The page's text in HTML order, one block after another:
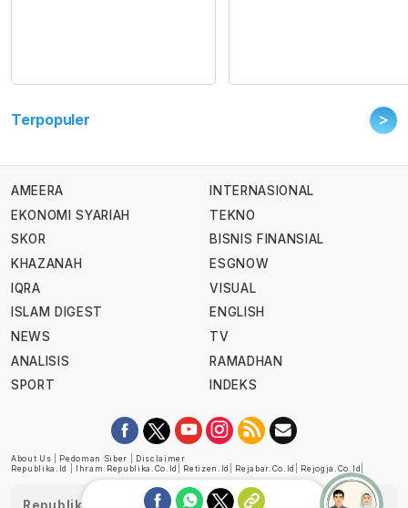
Terpopuler >
AMEERA
EKONOMI SYARIAH
SKOR
KHAZANAH
IQRA
ISLAM DIGEST
NEWS
ANALISIS
SPORT
INTERNASIONAL
TEKNO
BISNIS FINANSIAL
ESGNOW
VISUAL
ENGLISH
TV
RAMADHAN
INDEKS
About Us Pedoman Siber
Disclaimer
Republika.id
Ihram.republika.co.id Retizen.id Rejabar.co.id Rejogja.co.id
Republika telah diverifikasi oleh Dewan Pers